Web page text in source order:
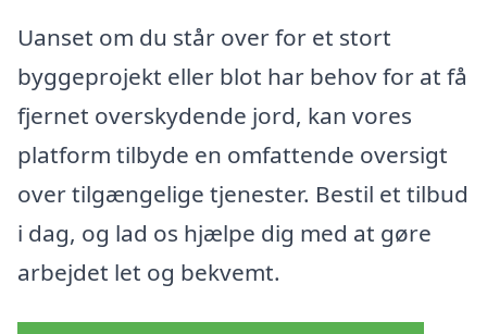
Uanset om du står over for et stort
byggeprojekt eller blot har behov for at få
fjernet overskydende jord, kan vores
platform tilbyde en omfattende oversigt
over tilgængelige tjenester. Bestil et tilbud
i dag, og lad os hjælpe dig med at gøre
arbejdet let og bekvemt.